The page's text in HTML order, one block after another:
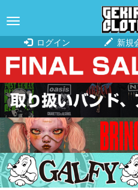
navigation
ログイン
新規